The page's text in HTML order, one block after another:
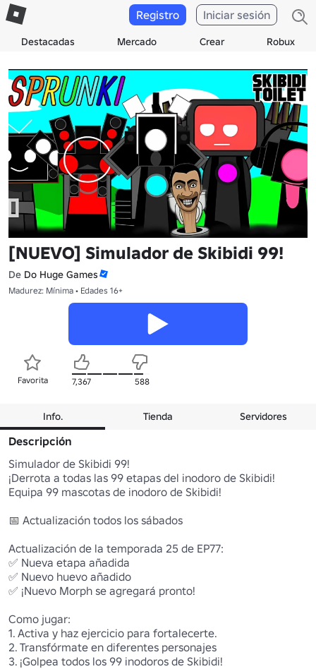
Destacadas Mercado Crear Robux
Registro Iniciar sesión
[NUEVO] Simulador de Skibidi 99!
De Do Huge Games
Madurez: Mínima • Edades 16+
Favorita 7,367 588
Info. Tienda Servidores
Descripción
Simulador de Skibidi 99!
¡Derrota a todas las 99 etapas del inodoro de Skibidi!
Equipa 99 mascotas de inodoro de Skibidi!
📅 Actualización todos los sábados
Actualización de la temporada 25 de EP77:
✅ Nueva etapa añadida
✅ Nuevo huevo añadido
✅ ¡Nuevo Morph se agregará pronto!
Como jugar:
1. Activa y haz ejercicio para fortalecerte.
2. Transfórmate en diferentes personajes
3. ¡Golpea todos los 99 inodoros de Skibidi!